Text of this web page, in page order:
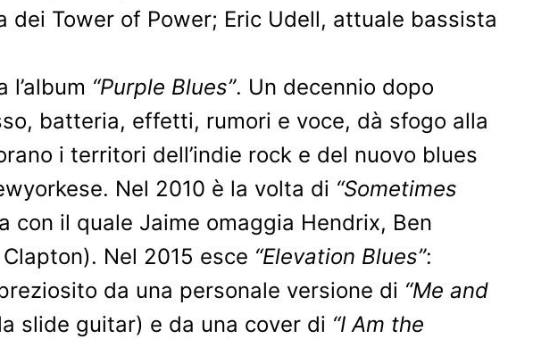
Tower of Power; Eric Udell, attuale bassista
“Purple Blues”. Un decennio dopo
batteria, effetti, rumori e voce, dà sfogo alla
i territori dell’indie rock e del nuovo blues
Nel 2010 è la volta di “Sometimes
con il quale Jaime omaggia Hendrix, Ben
Nel 2015 esce “Elevation Blues”:
da una personale versione di “Me and
slide guitar) e da una cover di “I Am the